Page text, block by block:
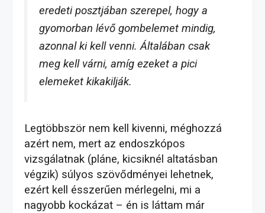
eredeti posztjában szerepel, hogy a
gyomorban lévő gombelemet mindig,
azonnal ki kell venni. Általában csak
meg kell várni, amíg ezeket a pici
elemeket kikakilják.
Legtöbbször nem kell kivenni, méghozzá
azért nem, mert az endoszkópos
vizsgálatnak (pláne, kicsiknél altatásban
végzik) súlyos szövődményei lehetnek,
ezért kell ésszerűen mérlegelni, mi a
nagyobb kockázat – én is láttam már